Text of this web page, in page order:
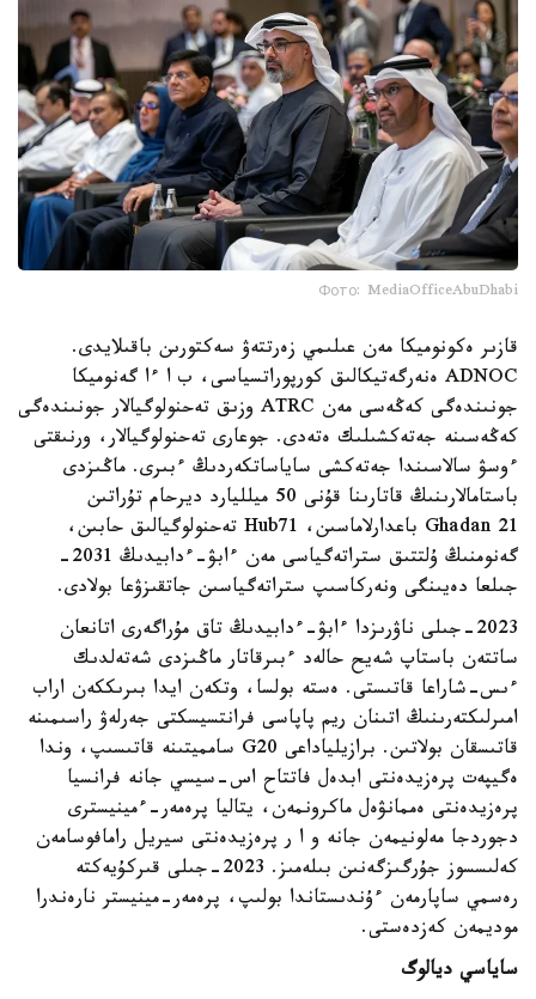
Фото: MediaOfficeAbuDhabi
قازىر ەكونوميكا مەن عىلىمي زەرتتەۋ سەكتورىن باقىلايدى.
ADNOC ەنەرگەتيكالىق كورپوراتسياسى، ب ا ءا گەنوميكا
جونىندەگى كەڭەسى مەن ATRC وزىق تەحنولوگيالار جونىندەگى
كەڭەسىنە جەتەكشىلىك ەتەدى. جوعارى تەحنولوگيالار، ورنىقتى
ءوسۋ سالاسىندا جەتەكشى ساياساتكەردىڭ ءبىرى. ماڭىزدى
باستامالارىنىڭ قاتارىنا قۇنى 50 ميلليارد ديرحام تۇراتىن
Ghadan 21 باعدارلاماسىن، Hub71 تەحنولوگيالىق حابىن،
گەنومنىڭ ۇلتتىق ستراتەگياسى مەن ءابۋ-ءدابيدىڭ 2031-
جىلعا دەيىنگى ونەركاسىپ ستراتەگياسىن جاتقىزۋعا بولادى.
2023-جىلى ناۋرىزدا ءابۋ-ءدابيدىڭ تاق مۇراگەرى اتانعان
ساتتەن باستاپ شەيح حالەد ءبىرقاتار ماڭىزدى شەتەلدىك
ءىس-شاراعا قاتىستى. ەستە بولسا، وتكەن ايدا بىرىككەن اراب
امىرلىكتەرىنىڭ اتىنان ريم پاپاسى فرانتسيسكتى جەرلەۋ راسىمىنە
قاتىسقان بولاتىن. برازيلياداعى G20 سامميتىنە قاتىسىپ، وندا
ەگيپەت پرەزيدەنتى ابدەل فاتتاح اس-سيسي جانە فرانسيا
پرەزيدەنتى ەممانۋەل ماكرونمەن، يتاليا پرەمەر-ءمينيسترى
دجوردجا مەلونيمەن جانە و ا ر پرەزيدەنتى سيريل رامافوسامەن
كەلىسسوز جۇرگىزگەنىن بىلەمىز. 2023-جىلى قىركۇيەكتە
رەسمي ساپارمەن ءۇندىستاندا بولىپ، پرەمەر-مينيستر نارەندرا
موديمەن كەزدەستى.
ساياسي ديالوگ